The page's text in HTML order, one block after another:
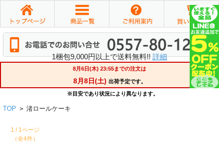
1梱包9,000円以上で送料無料!!詳細
TOP > 渚ロールケーキ
1 / 1ページ
（全4件）